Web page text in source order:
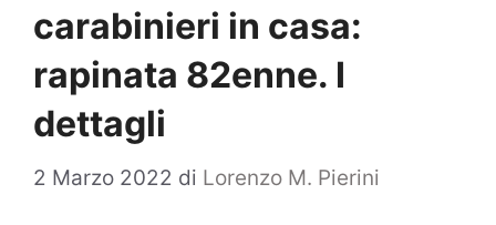
carabinieri in casa:
rapinata 82enne. I
dettagli
2 Marzo 2022 di Lorenzo M. Pierini